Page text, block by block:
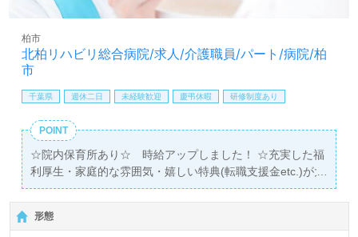
北柏リハビリ総合病院/求人/介護職員/パート/病院/柏
市
柏市
千葉県 週休二日 未経験歓迎 慶弔休暇 研修制度あり
POINT
☆院内保育所あり☆ 時給アップしました！ ☆充実した福
利厚生・家庭的な雰囲気・嬉しい特典(転職支援金etc.)が大
人気☆ 「高齢期こそ一番幸せであってほしい」という願い
のもと、心のこもったケアを提供しています。
形態